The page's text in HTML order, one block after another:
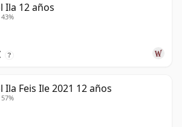
Ila 12 años
?
Ila Feis Ile 2021 12 años